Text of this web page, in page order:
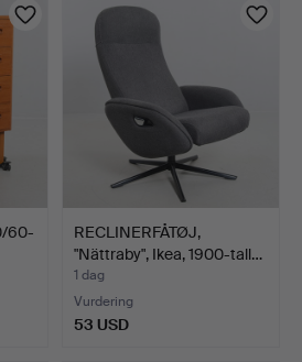
60-
RECLINERFÅTØJ,
"Nättraby", Ikea, 1900-tall…
1 dag
Vurdering
53 USD